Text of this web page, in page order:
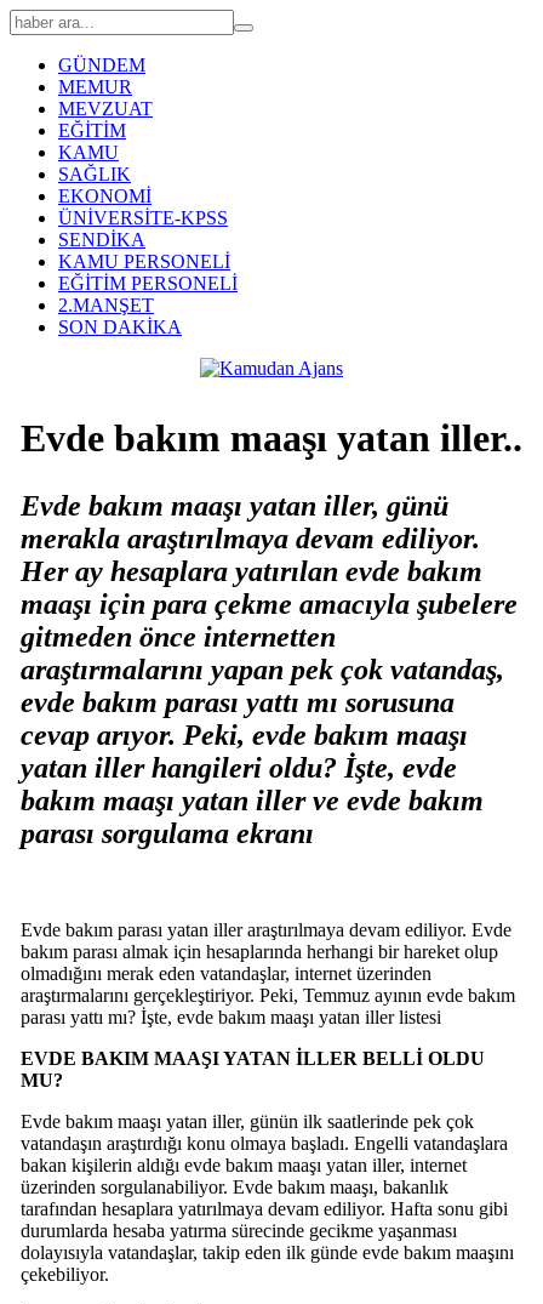
GÜNDEM
MEMUR
MEVZUAT
EĞİTİM
KAMU
SAĞLIK
EKONOMİ
ÜNİVERSİTE-KPSS
SENDİKA
KAMU PERSONELİ
EĞİTİM PERSONELİ
2.MANŞET
SON DAKİKA
Evde bakım maaşı yatan iller..
Evde bakım maaşı yatan iller, günü
merakla araştırılmaya devam ediliyor.
Her ay hesaplara yatırılan evde bakım
maaşı için para çekme amacıyla şubelere
gitmeden önce internetten
araştırmalarını yapan pek çok vatandaş,
evde bakım parası yattı mı sorusuna
cevap arıyor. Peki, evde bakım maaşı
yatan iller hangileri oldu? İşte, evde
bakım maaşı yatan iller ve evde bakım
parası sorgulama ekranı
Evde bakım parası yatan iller araştırılmaya devam ediliyor. Evde
bakım parası almak için hesaplarında herhangi bir hareket olup
olmadığını merak eden vatandaşlar, internet üzerinden
araştırmalarını gerçekleştiriyor. Peki, Temmuz ayının evde bakım
parası yattı mı? İşte, evde bakım maaşı yatan iller listesi
EVDE BAKIM MAAŞI YATAN İLLER BELLİ OLDU
MU?
Evde bakım maaşı yatan iller, günün ilk saatlerinde pek çok
vatandaşın araştırdığı konu olmaya başladı. Engelli vatandaşlara
bakan kişilerin aldığı evde bakım maaşı yatan iller, internet
üzerinden sorgulanabiliyor. Evde bakım maaşı, bakanlık
tarafından hesaplara yatırılmaya devam ediliyor. Hafta sonu gibi
durumlarda hesaba yatırma sürecinde gecikme yaşanması
dolayısıyla vatandaşlar, takip eden ilk günde evde bakım maaşını
çekebiliyor.